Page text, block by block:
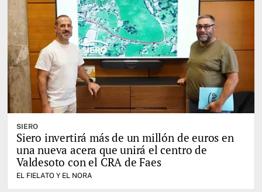
SIERO
Siero invertirá más de un millón de euros en
una nueva acera que unirá el centro de
Valdesoto con el CRA de Faes
EL FIELATO Y EL NORA